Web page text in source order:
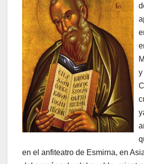
y
en el anfiteatro de Esmirna, en